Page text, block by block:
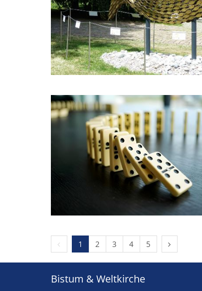
Vorherige Seite
1 2 3 4 5 Nächste
Bistum & Weltkirche